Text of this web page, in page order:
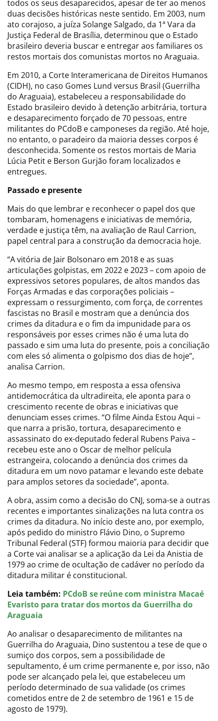
todos os seus desaparecidos, apesar de ter ao menos
duas decisões históricas neste sentido. Em 2003, num
ato corajoso, a juíza Solange Salgado, da 1ª Vara da
Justiça Federal de Brasília, determinou que o Estado
brasileiro deveria buscar e entregar aos familiares os
restos mortais dos comunistas mortos no Araguaia.
Em 2010, a Corte Interamericana de Direitos Humanos
(CIDH), no caso Gomes Lund versus Brasil (Guerrilha
do Araguaia), estabeleceu a responsabilidade do
Estado brasileiro devido à detenção arbitrária, tortura
e desaparecimento forçado de 70 pessoas, entre
militantes do PCdoB e camponeses da região. Até hoje,
no entanto, o paradeiro da maioria desses corpos é
desconhecida. Somente os restos mortais de Maria
Lúcia Petit e Berson Gurjão foram localizados e
entregues.
Passado e presente
Mais do que lembrar e reconhecer o papel dos que
tombaram, homenagens e iniciativas de memória,
verdade e justiça têm, na avaliação de Raul Carrion,
papel central para a construção da democracia hoje.
“A vitória de Jair Bolsonaro em 2018 e as suas
articulações golpistas, em 2022 e 2023 – com apoio de
expressivos setores populares, de altos mandos das
Forças Armadas e das corporações policiais –
expressam o ressurgimento, com força, de correntes
fascistas no Brasil e mostram que a denúncia dos
crimes da ditadura e o fim da impunidade para os
responsáveis por esses crimes não é uma luta do
passado e sim uma luta do presente, pois a conciliação
com eles só alimenta o golpismo dos dias de hoje”,
analisa Carrion.
Ao mesmo tempo, em resposta a essa ofensiva
antidemocrática da ultradireita, ele aponta para o
crescimento recente de obras e iniciativas que
denunciam esses crimes. “O filme Ainda Estou Aqui –
que narra a prisão, tortura, desaparecimento e
assassinato do ex-deputado federal Rubens Paiva –
recebeu este ano o Oscar de melhor película
estrangeira, colocando a denúncia dos crimes da
ditadura em um novo patamar e levando este debate
para amplos setores da sociedade”, aponta.
A obra, assim como a decisão do CNJ, soma-se a outras
recentes e importantes sinalizações na luta contra os
crimes da ditadura. No início deste ano, por exemplo,
após pedido do ministro Flávio Dino, o Supremo
Tribunal Federal (STF) formou maioria para decidir que
a Corte vai analisar se a aplicação da Lei da Anistia de
1979 ao crime de ocultação de cadáver no período da
ditadura militar é constitucional.
Leia também: PCdoB se reúne com ministra Macaé
Evaristo para tratar dos mortos da Guerrilha do
Araguaia
Ao analisar o desaparecimento de militantes na
Guerrilha do Araguaia, Dino sustentou a tese de que o
sumiço dos corpos, sem a possibilidade de
sepultamento, é um crime permanente e, por isso, não
pode ser alcançado pela lei, que estabeleceu um
período determinado de sua validade (os crimes
cometidos entre de 2 de setembro de 1961 e 15 de
agosto de 1979).